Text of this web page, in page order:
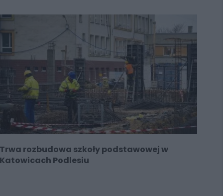
Trwa rozbudowa szkoły podstawowej w
Katowicach Podlesiu